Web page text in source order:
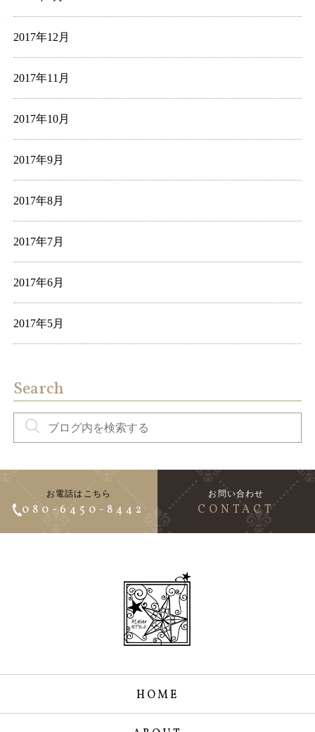
2017年12月
2017年11月
2017年10月
2017年9月
2017年8月
2017年7月
2017年6月
2017年5月
Search
お電話はこちら
080-6450-8442
お問い合わせ
CONTACT
HOME